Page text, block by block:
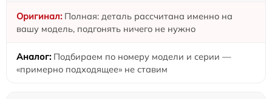
Полная: деталь рассчитана именно на
вашу модель, подгонять ничего не нужно
Подбираем по номеру модели и серии —
«примерно подходящее» не ставим